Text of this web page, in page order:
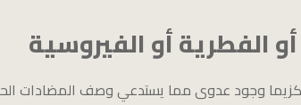
الفطرية أو الفيروسية
وجود عدوى مما يستدعي وصف المضادات